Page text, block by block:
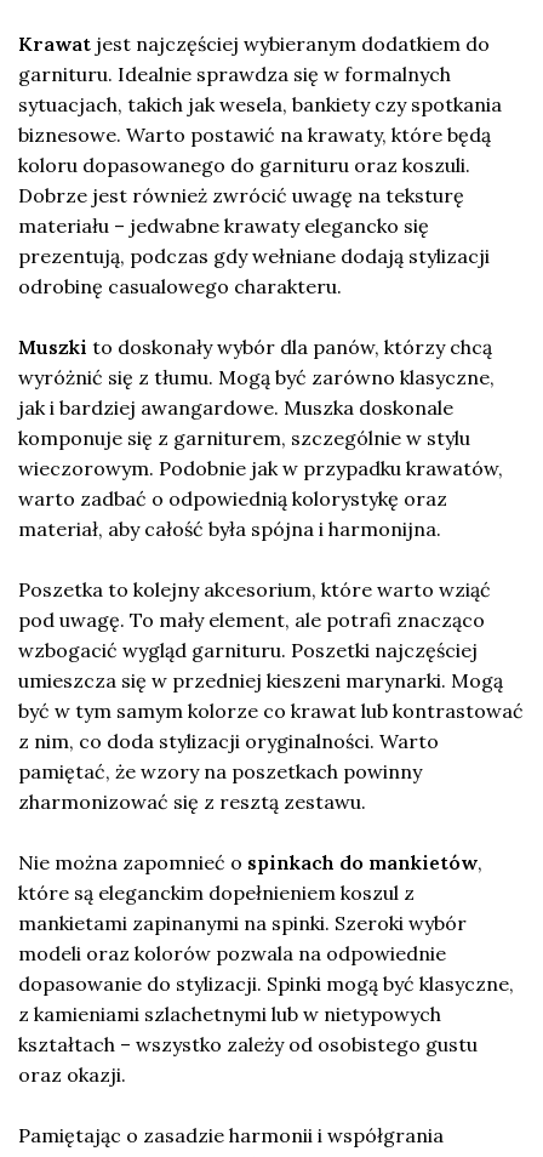
Krawat jest najczęściej wybieranym dodatkiem do
garnituru. Idealnie sprawdza się w formalnych
sytuacjach, takich jak wesela, bankiety czy spotkania
biznesowe. Warto postawić na krawaty, które będą
koloru dopasowanego do garnituru oraz koszuli.
Dobrze jest również zwrócić uwagę na teksturę
materiału – jedwabne krawaty elegancko się
prezentują, podczas gdy wełniane dodają stylizacji
odrobinę casualowego charakteru.
Muszki to doskonały wybór dla panów, którzy chcą
wyróżnić się z tłumu. Mogą być zarówno klasyczne,
jak i bardziej awangardowe. Muszka doskonale
komponuje się z garniturem, szczególnie w stylu
wieczorowym. Podobnie jak w przypadku krawatów,
warto zadbać o odpowiednią kolorystykę oraz
materiał, aby całość była spójna i harmonijna.
Poszetka to kolejny akcesorium, które warto wziąć
pod uwagę. To mały element, ale potrafi znacząco
wzbogacić wygląd garnituru. Poszetki najczęściej
umieszcza się w przedniej kieszeni marynarki. Mogą
być w tym samym kolorze co krawat lub kontrastować
z nim, co doda stylizacji oryginalności. Warto
pamiętać, że wzory na poszetkach powinny
zharmonizować się z resztą zestawu.
Nie można zapomnieć o spinkach do mankietów,
które są eleganckim dopełnieniem koszul z
mankietami zapinanymi na spinki. Szeroki wybór
modeli oraz kolorów pozwala na odpowiednie
dopasowanie do stylizacji. Spinki mogą być klasyczne,
z kamieniami szlachetnymi lub w nietypowych
kształtach – wszystko zależy od osobistego gustu
oraz okazji.
Pamiętając o zasadzie harmonii i współgrania